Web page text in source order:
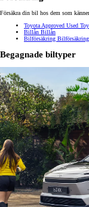
Försäkra din bil hos dem som
Toyota Approved Used
Billån Billån
Bilförsäkring Bilförsäkring
Begagnade biltyper